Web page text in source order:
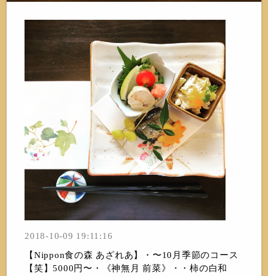
2018-10-09 19:11:16
【Nippon食の森 あざれあ】・〜10月季節のコース
【笑】5000円〜・《神無月 前菜》・・柿の白和